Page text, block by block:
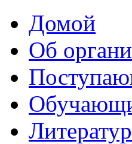
Домой
Об